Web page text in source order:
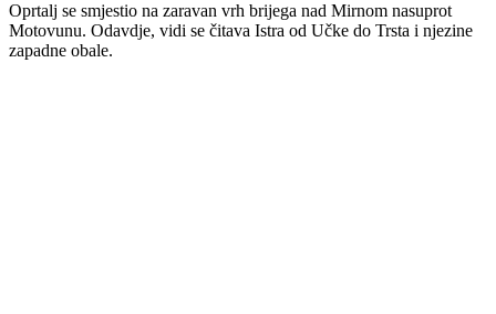
Oprtalj se smjestio na zaravan vrh brijega nad Mirnom nasuprot
Motovunu. Odavdje, vidi se čitava Istra od Učke do Trsta i njezine
zapadne obale.